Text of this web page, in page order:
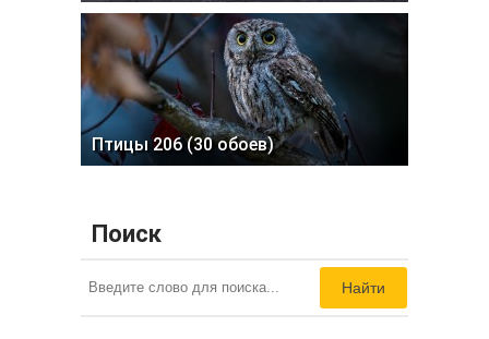
Птицы 206 (30 обоев)
Поиск
Найти